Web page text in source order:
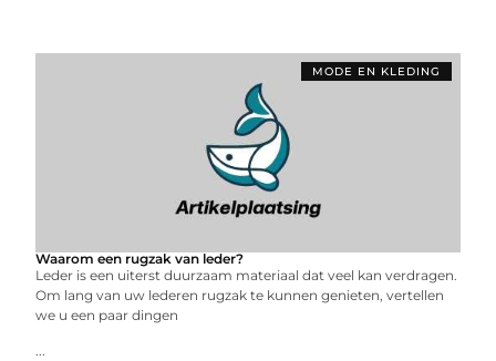
MODE EN KLEDING
Waarom een rugzak van leder?
Leder is een uiterst duurzaam materiaal dat veel kan verdragen.
Om lang van uw lederen rugzak te kunnen genieten, vertellen
we u een paar dingen
...